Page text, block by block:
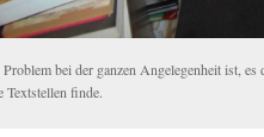
bei der ganzen Angelegenheit ist,
Textstellen finde.